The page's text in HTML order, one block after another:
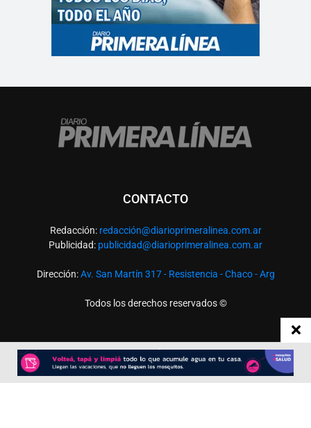
CONTACTO
Redacción: redacción@diarioprimeralinea.com.ar
Publicidad: publicidad@diarioprimeralinea.com.ar
Dirección:Av. San Martín 317 - Resistencia - Chaco - Arg
Todos los derechos reservados ©
SEGUÍNOS